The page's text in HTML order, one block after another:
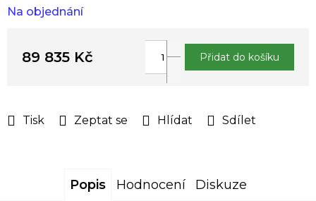
Na objednání
Tisk Zeptat se Hlídat Sdílet
89 835 Kč Přidat do košíku
Popis Hodnocení Diskuze